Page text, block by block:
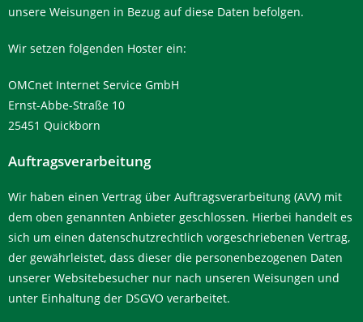
unsere Weisungen in Bezug auf diese Daten befolgen.
Wir setzen folgenden Hoster ein:
OMCnet Internet Service GmbH
Ernst-Abbe-Straße 10
25451 Quickborn
Auftragsverarbeitung
Wir haben einen Vertrag über Auftragsverarbeitung (AVV) mit
dem oben genannten Anbieter geschlossen. Hierbei handelt es
sich um einen datenschutzrechtlich vorgeschriebenen Vertrag,
der gewährleistet, dass dieser die personenbezogenen Daten
unserer Websitebesucher nur nach unseren Weisungen und
unter Einhaltung der DSGVO verarbeitet.